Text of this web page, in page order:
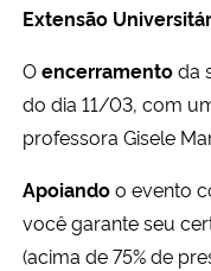
Extensão
Oencerramentoda
do dia 11/03, com
professora Gisele
Apoiandoo evento
você garante seu
(acima de 75% de